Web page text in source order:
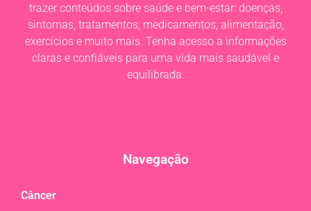
trazer conteúdos sobre saúde e bem-estar: doenças,
sintomas, tratamentos, medicamentos, alimentação,
exercícios e muito mais. Tenha acesso a informações
claras e confiáveis para uma vida mais saudável e
equilibrada.
Navegação
Câncer